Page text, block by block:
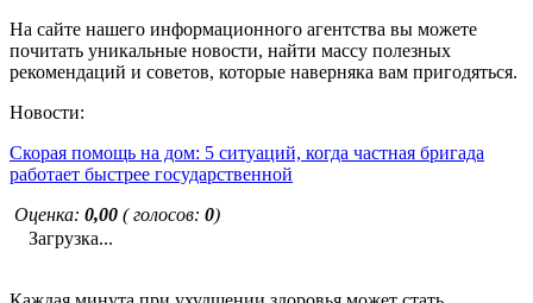
На сайте нашего информационного агентства вы можете
почитать уникальные новости, найти массу полезных
рекомендаций и советов, которые наверняка вам пригодяться.
Новости:
Скорая помощь на дом: 5 ситуаций, когда частная бригада
работает быстрее государственной
Оценка: 0,00 ( голосов: 0)
Загрузка...